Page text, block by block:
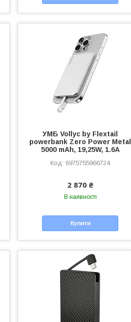
УМБ Vollyc by Flextail
powerbank Zero Power Metal
5000 mAh, 19,25W, 1.6A
6975755966724
2 870 ₴
В наявності
Купити